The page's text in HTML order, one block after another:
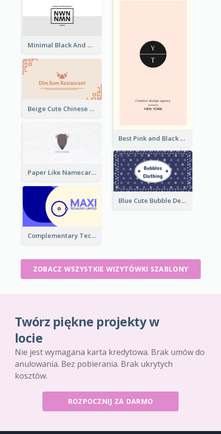
Minimal Black And White Reflective Business Card Designs
Best Pink and Black Monogram Business Card Template
Beige Cute Chinese Restaurant Business Card Template
Paper Like Namecard
Blue Cute Bubble Denim Unique Business Card Maker
Complementary Technology Business Card Design
ZOBACZ WSZYSTKIE WIZYTÓWKI SZABLONY
Twórz piękne projekty w
locie
Nie jest wymagana karta kredytowa. Brak umów do
anulowania. Bez pobierania. Brak ukrytych
kosztów.
ROZPOCZNIJ ZA DARMO